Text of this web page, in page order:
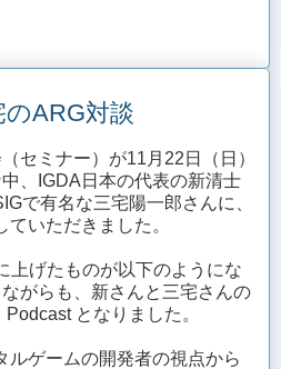
ARG対談
セミナー）が11月22日（日）
、IGDA日本の代表の新清士
で有名な三宅陽一郎さんに、
いただきました。
上げたものが以下のようにな
がらも、新さんと三宅さんの
となりました。
ルゲームの開発者の視点から